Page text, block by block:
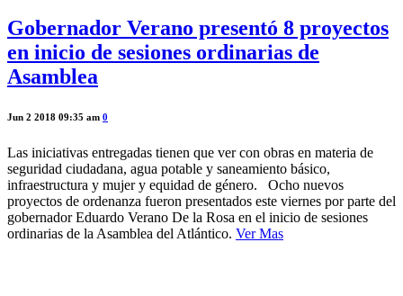
Gobernador Verano presentó 8 proyectos
en inicio de sesiones ordinarias de
Asamblea
Jun 2 2018 09:35 am 0
Las iniciativas entregadas tienen que ver con obras en materia de
seguridad ciudadana, agua potable y saneamiento básico,
infraestructura y mujer y equidad de género. Ocho nuevos
proyectos de ordenanza fueron presentados este viernes por parte del
gobernador Eduardo Verano De la Rosa en el inicio de sesiones
ordinarias de la Asamblea del Atlántico. Ver Mas